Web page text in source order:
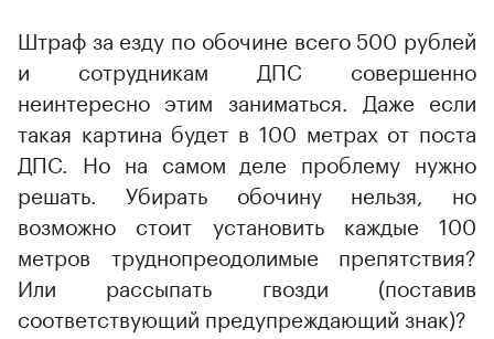
Штраф за езду по обочине всего 500 рублей
и сотрудникам ДПС совершенно
неинтересно этим заниматься. Даже если
такая картина будет в 100 метрах от поста
ДПС. Но на самом деле проблему нужно
решать. Убирать обочину нельзя, но
возможно стоит установить каждые 100
метров труднопреодолимые препятствия?
Или рассыпать гвозди (поставив
соответствующий предупреждающий знак)?